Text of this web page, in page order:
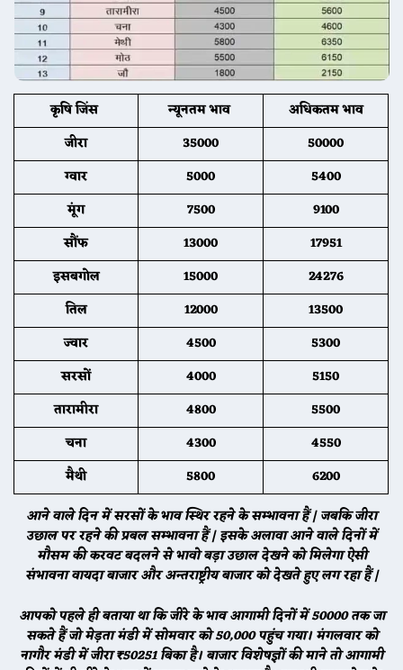
कृषि जिंस न्यूनतम भाव
अधिकतम भाव
जीरा
35000
50000
ग्वार
5000
5400
मूंग
7500
9100
सौंफ
13000
17951
इसबगोल
15000
24276
तिल
12000
13500
ज्वार
4500
5300
सरसों
4000
5150
तारामीरा
4800
5500
चना
4300
4550
मैथी
5800
6200
आने वाले दिन में सरसों के भाव स्थिर रहने के सम्भावना हैं | जबकि जीरा
उछाल पर रहने की प्रबल सम्भावना हैं | इसके अलावा आने वाले दिनों में
मौसम की करवट बदलने से भावो बड़ा उछाल देखने को मिलेगा ऐसी
संभावना वायदा बाजार और अन्तराष्ट्रीय बाजार को देखते हुए लग रहा हैं |
आपको पहले ही बताया था कि जीरे के भाव आगामी दिनों में 50000 तक जा
सकते हैं जो मेड़ता मंडी में सोमवार को 50,000 पहुंच गया। मंगलवार को
नागौर मंडी में जीरा ₹50251 बिका है। बाजार विशेषज्ञों की माने तो आगामी